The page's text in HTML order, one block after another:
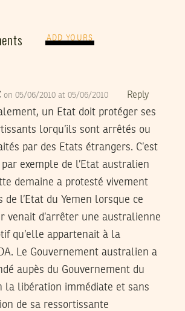
ADD YOURS
on 05/06/2010 at 05/06/2010 Reply
un Etat doit protéger ses
lorqu’ils sont arrêtés ou
par des Etats étrangers. C’est
exemple de l’Etat australien
demaine a protesté vivement
de l’Etat du Yemen lorsque ce
venait d’arrêter une australienne
qu’elle appartenait à la
Le Gouvernement australien a
aupès du Gouvernement du
la libération immédiate et sans
de sa ressortissante